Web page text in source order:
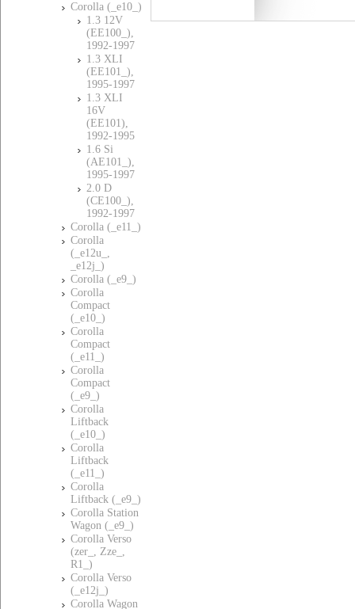
Corolla (_e10_)
1.3 12V
(EE100_),
1992-1997
1.3 XLI
(EE101_),
1995-1997
1.3 XLI
16V
(EE101),
1992-1995
1.6 Si
(AE101_),
1995-1997
2.0 D
(CE100_),
1992-1997
Corolla (_e11_)
Corolla
(_e12u_,
_e12j_)
Corolla (_e9_)
Corolla
Compact
(_e10_)
Corolla
Compact
(_e11_)
Corolla
Compact
(_e9_)
Corolla
Liftback
(_e10_)
Corolla
Liftback
(_e11_)
Corolla
Liftback (_e9_)
Corolla Station
Wagon (_e9_)
Corolla Verso
(zer_, Zze_,
R1_)
Corolla Verso
(_e12j_)
Corolla Wagon